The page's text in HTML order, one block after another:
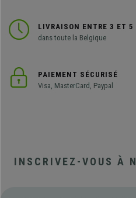
LIVRAISON ENTRE 3 ET 5
dans toute la Belgique
PAIEMENT SÉCURISÉ
Visa, MasterCard, Paypal
INSCRIVEZ-VOUS À